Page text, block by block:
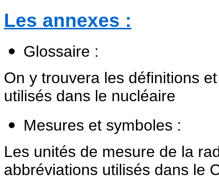
Les annexes :
Glossaire :
On y trouvera les définitions
utilisés dans le nucléaire
Mesures et symboles :
Les unités de mesure de la
abbréviations utilisés dans le